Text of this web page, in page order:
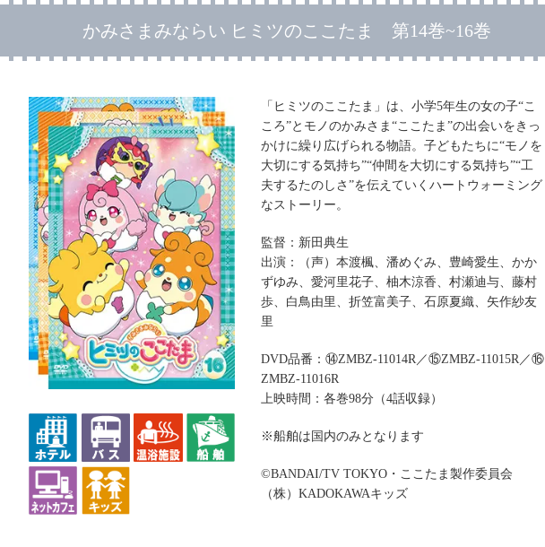
かみさまみならい ヒミツのここたま 第14巻~16巻
「ヒミツのここたま」は、小学5年生の女の子“こ
ころ”とモノのかみさま“ここたま”の出会いをきっ
かけに繰り広げられる物語。子どもたちに“モノを
大切にする気持ち”“仲間を大切にする気持ち”“工
夫するたのしさ”を伝えていくハートウォーミング
なストーリー。
監督：新田典生
出演：（声）本渡楓、潘めぐみ、豊崎愛生、かか
ずゆみ、愛河里花子、柚木涼香、村瀬迪与、藤村
歩、白鳥由里、折笠富美子、石原夏織、矢作紗友
里
DVD品番：⑭ZMBZ-11014R／⑮ZMBZ-11015R／⑯
ZMBZ-11016R
上映時間：各巻98分（4話収録）
※船舶は国内のみとなります
©BANDAI/TV TOKYO・ここたま製作委員会
（株）KADOKAWAキッズ